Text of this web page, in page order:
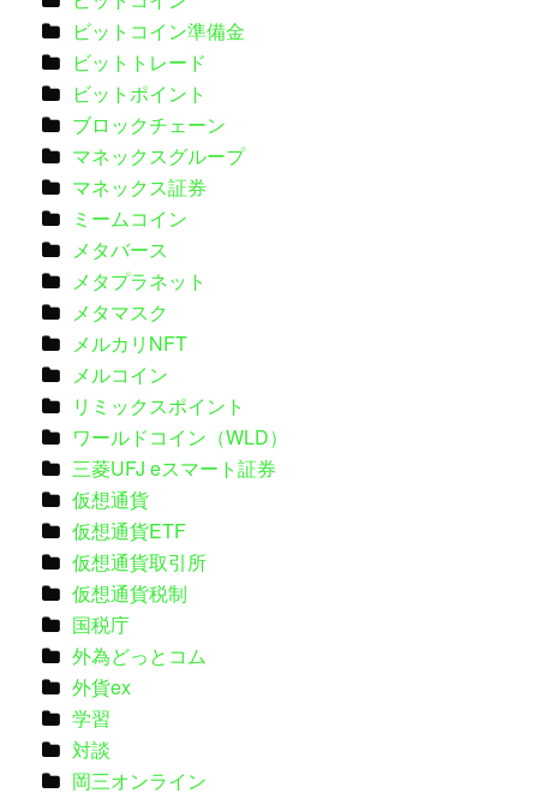
ビットコイン準備金
ビットトレード
ビットポイント
ブロックチェーン
マネックスグループ
マネックス証券
ミームコイン
メタバース
メタプラネット
メタマスク
メルカリNFT
メルコイン
リミックスポイント
ワールドコイン（WLD）
三菱UFJ eスマート証券
仮想通貨
仮想通貨ETF
仮想通貨取引所
仮想通貨税制
国税庁
外為どっとコム
外貨ex
学習
対談
岡三オンライン